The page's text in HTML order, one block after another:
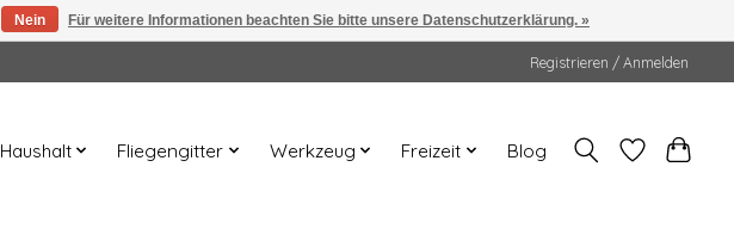
Registrieren / Anmelden
Haushalt Fliegengitter Werkzeug Freizeit Blog
Nein Für weitere Informationen beachten Sie bitte unsere Datenschutzerklärung. »